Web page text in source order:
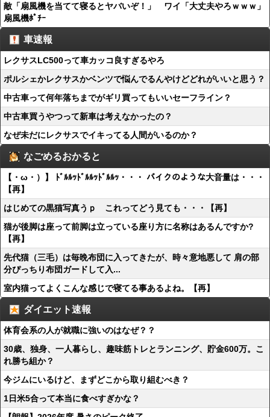
敵「扇風機を当てて寝るとヤバいぞ！」 ワイ「大丈夫やろｗｗｗ」
扇風機ﾎﾟﾁｰ
車速報
レクサスLC500って車カッコ良すぎるやろ
ポルシェかレクサスかベンツで悩んでるんやけどどれがいいと思う？
中古車って何年落ちまでがギリ買ってもいいセーフライン？
中古車買うやつって新車は考えなかったの？
なぜ未だにレクサスでイキってる人間がいるのか？
なごめるおかると
【・ω・）】 ﾄﾞﾙﾙｯﾄﾞﾙﾙｯﾄﾞﾙﾙｯ・・・ バイクのような大音量は・・・
【再】
はじめての黒猫写真うｐ これってどう見ても・・・【再】
猫が後脚は座って前脚は立っている座り方に名称はあるんですか?
【再】
先代猫（三毛）は毎晩布団に入ってきたが、時々意地悪して 肩の部
分ぴっちり布団ガードして入...
室内猫ってよくこんな感じで寝てる事あるよね。【再】
ダイエット速報
体育会系の人が就職に強いのはなぜ？？
30歳、独身、一人暮らし、趣味筋トレとランニング、貯金600万。こ
れ勝ち組か？
今ジムにいるけど、まずどこから取り組むべき？
1日米5合って本当に食べすぎかな？